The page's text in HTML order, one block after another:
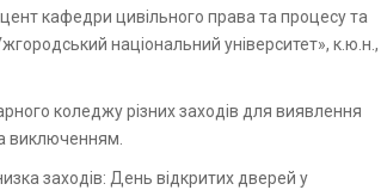
кафедри цивільного права та процесу та
національний університет», к.ю.н.,
коледжу різних заходів для виявлення
виключенням.
заходів: День відкритих дверей у